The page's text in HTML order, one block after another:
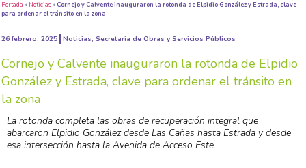
Portada » Noticias» Cornejo y Calvente inauguraron la rotonda de Elpidio González y Estrada, clave
para ordenar el tránsito en la zona
26 febrero, 2025 Noticias, Secretaria de Obras y Servicios Públicos
Cornejo y Calvente inauguraron la rotonda de Elpidio
González y Estrada, clave para ordenar el tránsito en
la zona
La rotonda completa las obras de recuperación integral que
abarcaron Elpidio González desde Las Cañas hasta Estrada y desde
esa intersección hasta la Avenida de Acceso Este.